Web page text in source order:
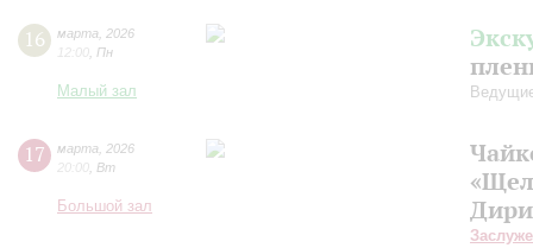
16 марта
2026
12:00 Пн
Малый зал
17 марта
2026
20:00 Вт
Большой зал